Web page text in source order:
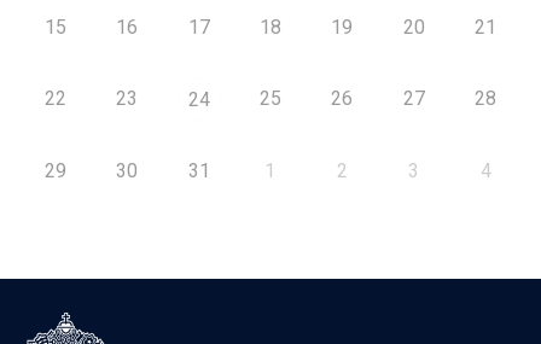
15 16 17 18 19 20 21
22 23 24 25 26 27 28
29 30 31 1 2 3 4